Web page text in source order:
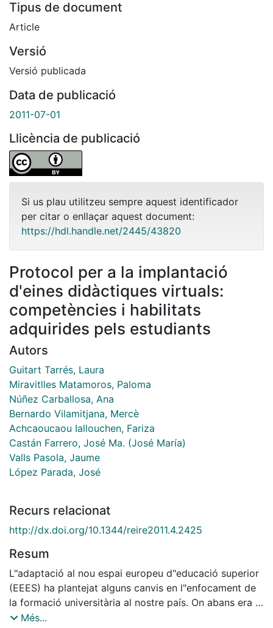
Tipus de document
Article
Versió
Versió publicada
Data de publicació
2011-07-01
Llicència de publicació
Si us plau utilitzeu sempre aquest identificador
per citar o enllaçar aquest document:
https://hdl.handle.net/2445/43820
Protocol per a la implantació
d'eines didàctiques virtuals:
competències i habilitats
adquirides pels estudiants
Autors
Guitart Tarrés, Laura
Miravitlles Matamoros, Paloma
Núñez Carballosa, Ana
Bernardo Vilamitjana, Mercè
Achcaoucaou Iallouchen, Fariza
Castán Farrero, José Ma. (José María)
Valls Pasola, Jaume
López Parada, José
Recurs relacionat
http://dx.doi.org/10.1344/reire2011.4.2425
Resum
L"adaptació al nou espai europeu d"educació superior
(EEES) ha plantejat alguns canvis en l"enfocament de
la formació universitària al nostre país. On abans era el
docent el protagonista, ara és l"estudiant el que pren
Més...